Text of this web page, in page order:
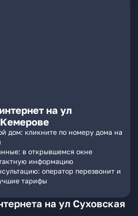
на ул
дом: кликните по номеру дома на
в открывшемся окне
информацию
оператор перезвонит и
тарифы
на ул Суховская